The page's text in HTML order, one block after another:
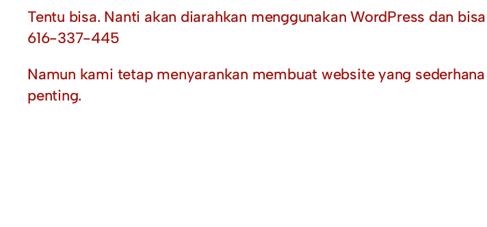
Tentu bisa. Nanti akan diarahkan menggunakan WordPress dan
616-337-445
Namun kami tetap menyarankan membuat website yang
penting.